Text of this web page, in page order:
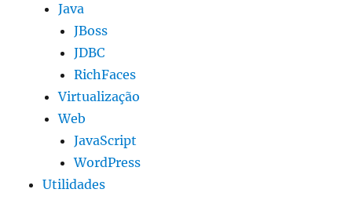
Java
JBoss
JDBC
RichFaces
Virtualização
Web
JavaScript
WordPress
Utilidades